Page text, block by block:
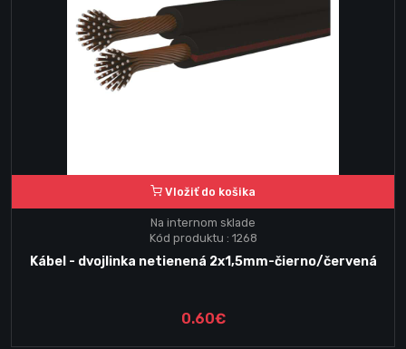
Vložiť do košika
Na internom sklade
Kód produktu : 1268
Kábel - dvojlinka netienená 2x1,5mm-čierno/červená
0.60€